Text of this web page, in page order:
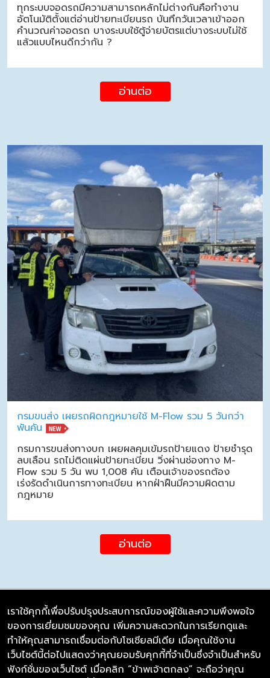
ทุกระบบจอดรถมีความสามารถหลักไม่ต่างกันคือทำงาน
อัตโนมัติตั้งแต่อ่านป้ายทะเบียนรถ บันทึกวันเวลาเข้าออก
คำนวณค่าจอดรถ บางระบบใช้ตู้จ่ายบัตรแต่บางระบบไม่ใช้
แล้วแบบไหนดีกว่ากัน ?
อ่านต่อ
กรมขนส่ง เผยรถผิดกฎหมายใช้ M-Flow รวม 5 วันกว่า
พันคัน
กรมการขนส่งทางบก เผยผลคุมเข้มรถป้ายแดง ป้ายชำรุด
ลบเลือน รถไม่ติดแผ่นป้ายทะเบียน วิ่งผ่านช่องทาง M-
Flow รวม 5 วัน พบ 1,008 คัน เตือนเจ้าของรถต้อง
เร่งรัดดำเนินการทางทะเบียน หากฝ่าฝืนมีความผิดตาม
กฎหมาย
อ่านต่อ
บริษัท ซิมลิงค์ จำกัด
98/226 Bangrakyai-Baanmai Road,
Bangyai, Nonthaburi 11140
เราใช้คุกกี้เพื่อปรับปรุงประสบการณ์ของผู้ใช้และความพึงพอใจ
ของการเยี่ยมชมของคุณ เพิ่มความสะดวกในการเรียกดูและ
ทำให้คุณสามารถเชื่อมต่อกับโซเชียลมีเดีย เมื่อคุณใช้งาน
เว็บไซต์นี้ต่อไปแสดงว่าคุณยอมรับคุกกี้ที่จำเป็นซึ่งจำเป็นสำหรับ
ฟังก์ชั่นของเว็บไซต์ เมื่อคลิก “ข้าพเจ้าตกลง” จะถือว่าคุณ